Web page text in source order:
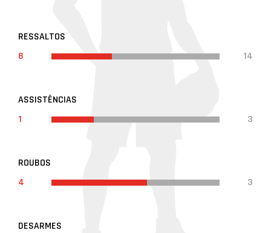
RESSALTOS
8
14
ASSISTÊNCIAS
1
3
ROUBOS
4
3
DESARMES